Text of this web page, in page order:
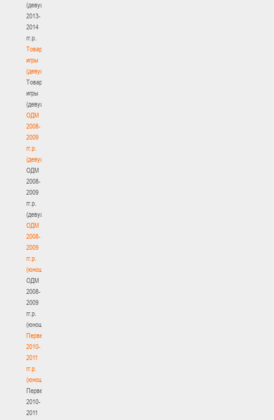
(девушки)
2013-
2014
гг.р.
Товарищеские
игры
(девушки)
Товарищеские
игры
(девушки)
ОДМ
2008-
2009
гг.р.
(девушки)
ОДМ
2008-
2009
гг.р.
(девушки)
ОДМ
2008-
2009
гг.р.
(юноши)
ОДМ
2008-
2009
гг.р.
(юноши)
Первенство
2010-
2011
гг.р.
(юноши)
Первенство
2010-
2011